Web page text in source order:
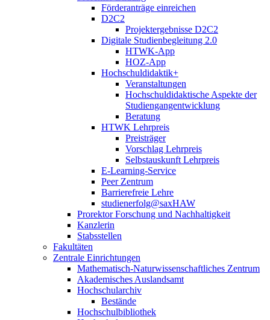
Förderanträge einreichen
D2C2
Projektergebnisse D2C2
Digitale Studienbegleitung 2.0
HTWK-App
HOZ-App
Hochschuldidaktik+
Veranstaltungen
Hochschuldidaktische Aspekte der
Studiengangentwicklung
Beratung
HTWK Lehrpreis
Preisträger
Vorschlag Lehrpreis
Selbstauskunft Lehrpreis
E-Learning-Service
Peer Zentrum
Barrierefreie Lehre
studienerfolg@saxHAW
Prorektor Forschung und Nachhaltigkeit
Kanzlerin
Stabsstellen
Fakultäten
Zentrale Einrichtungen
Mathematisch-Naturwissenschaftliches Zentrum
Akademisches Auslandsamt
Hochschularchiv
Bestände
Hochschulbibliothek